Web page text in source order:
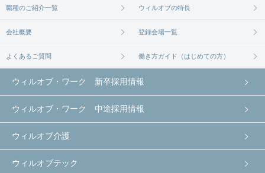
職種のご紹介一覧 ウィルオブの特長
会社概要 登録会場一覧
よくあるご質問 働き方ガイド（はじめての方）
ウィルオブ・ワーク 新卒採用情報
ウィルオブ・ワーク 中途採用情報
ウィルオブ介護
ウィルオブテック